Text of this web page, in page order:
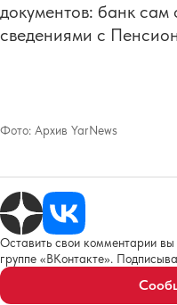
документов: банк
сведениями с
Фото: Архив YarNews
Оставить свои комментарии
группе «ВКонтакте».